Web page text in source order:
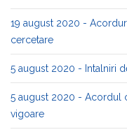
19 august 2020 -
cercetare
5 august 2020 - Intalniri
5 august 2020 - Acordul
vigoare